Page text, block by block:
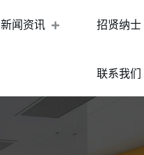
新闻资讯 招贤纳士
联系我们